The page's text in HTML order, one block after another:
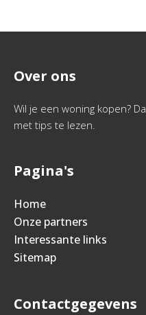
Over ons
Wil je een woning kopen?
met tips te lezen.
Pagina's
Home
Onze partners
Interessante links
Sitemap
Contactgegevens